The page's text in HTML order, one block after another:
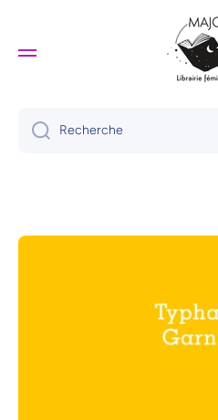
Ignorer et passer au contenu
Recherche
Passer aux informations produits